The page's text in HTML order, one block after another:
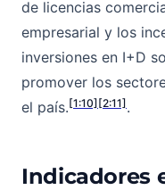
de licencias
empresarial y los
inversiones en I+D
promover los
el país.[1:10] [2:11] .
Indicadores